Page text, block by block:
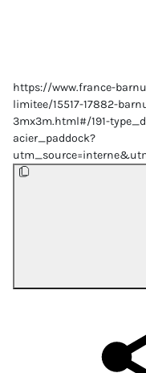
https://www.france-
limitee/15517-17882-
3mx3m.html#/191-
acier_paddock?